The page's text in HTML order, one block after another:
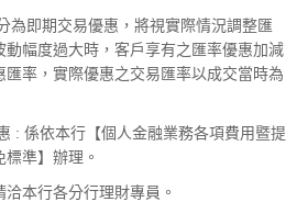
為即期交易優惠，將視實際情況調整匯
幅度過大時，客戶享有之匯率優惠加減
率，實際優惠之交易匯率以成交當時為
: 係依本行【個人金融業務各項費用暨提
準】辦理。
本行各分行理財專員。